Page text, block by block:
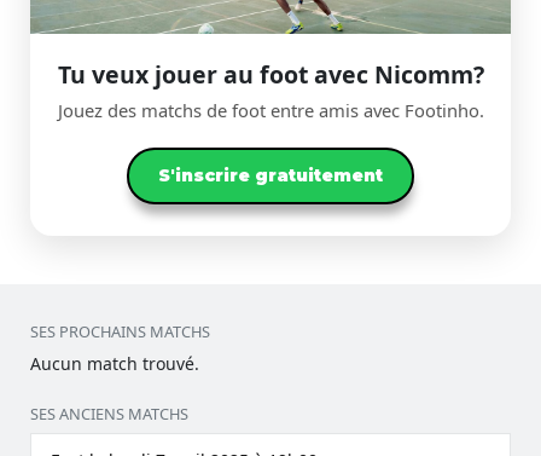
Tu veux jouer au foot avec Nicomm?
Jouez des matchs de foot entre amis avec Footinho.
S'inscrire gratuitement
SES PROCHAINS MATCHS
Aucun match trouvé.
SES ANCIENS MATCHS